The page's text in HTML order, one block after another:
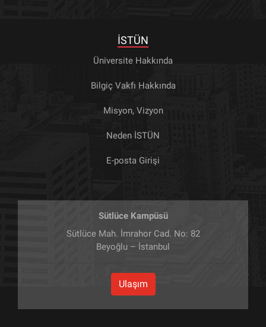
İSTÜN
Üniversite Hakkında
Bilgiç Vakfı Hakkında
Misyon, Vizyon
Neden İSTÜN
E-posta Girişi
Sütlüce Kampüsü
Sütlüce Mah. İmrahor Cad. No: 82
Beyoğlu – İstanbul
Ulaşım